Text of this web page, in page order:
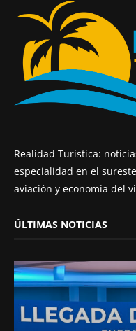
Realidad Turística:
especialidad en el
aviación y economía del
ÚLTIMAS NOTICIAS